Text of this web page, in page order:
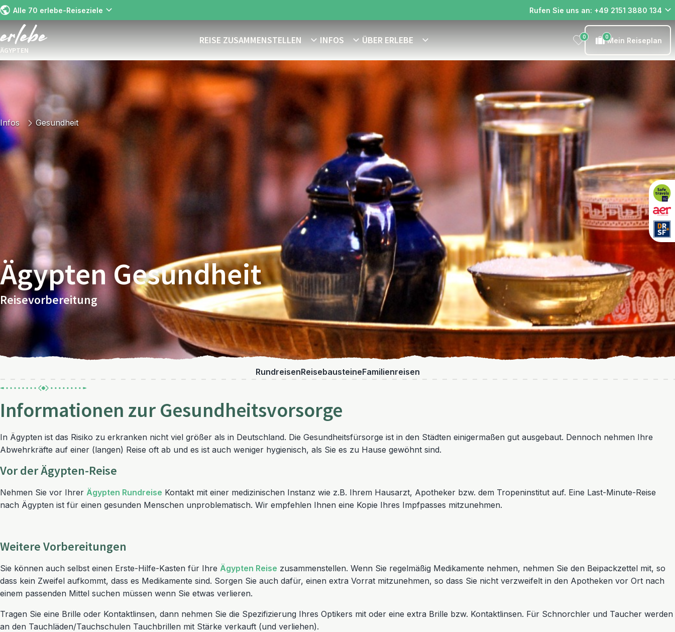
Alle 70 erlebe-Reiseziele Rufen Sie uns an: +49 2151 3880 134
ÄGYPTEN
REISE ZUSAMMENSTELLEN INFOS ÜBER ERLEBE 0 0Mein Reiseplan
Infos Gesundheit
Ägypten Gesundheit
Reisevorbereitung
RundreisenReisebausteineFamilienreisen
Informationen zur Gesundheitsvorsorge
In Ägypten ist das Risiko zu erkranken nicht viel größer als in Deutschland. Die Gesundheitsfürsorge ist in den Städten einigermaßen gut ausgebaut. Dennoch nehmen Ihre
Abwehrkräfte auf einer (langen) Reise oft ab und es ist auch weniger hygienisch, als Sie es zu Hause gewöhnt sind.
Vor der Ägypten-Reise
Nehmen Sie vor Ihrer Ägypten Rundreise Kontakt mit einer medizinischen Instanz wie z.B. Ihrem Hausarzt, Apotheker bzw. dem Tropeninstitut auf. Eine Last-Minute-Reise
nach Ägypten ist für einen gesunden Menschen unproblematisch. Wir empfehlen Ihnen eine Kopie Ihres Impfpasses mitzunehmen.
Weitere Vorbereitungen
Sie können auch selbst einen Erste-Hilfe-Kasten für Ihre Ägypten Reise zusammenstellen. Wenn Sie regelmäßig Medikamente nehmen, nehmen Sie den Beipackzettel mit, so
dass kein Zweifel aufkommt, dass es Medikamente sind. Sorgen Sie auch dafür, einen extra Vorrat mitzunehmen, so dass Sie nicht verzweifelt in den Apotheken vor Ort nach
einem passenden Mittel suchen müssen wenn Sie etwas verlieren.
Tragen Sie eine Brille oder Kontaktlinsen, dann nehmen Sie die Spezifizierung Ihres Optikers mit oder eine extra Brille bzw. Kontaktlinsen. Für Schnorchler und Taucher werden
an den Tauchläden/Tauchschulen Tauchbrillen mit Stärke verkauft (und verliehen).